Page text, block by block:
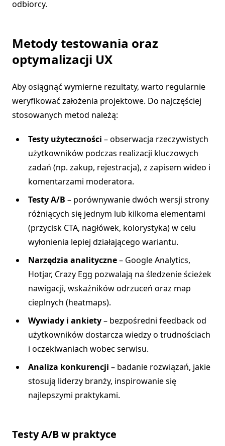
odbiorcy.
Metody testowania oraz
optymalizacji UX
Aby osiągnąć wymierne rezultaty, warto regularnie
weryfikować założenia projektowe. Do najczęściej
stosowanych metod należą:
Testy użyteczności – obserwacja rzeczywistych
użytkowników podczas realizacji kluczowych
zadań (np. zakup, rejestracja), z zapisem wideo i
komentarzami moderatora.
Testy A/B – porównywanie dwóch wersji strony
różniących się jednym lub kilkoma elementami
(przycisk CTA, nagłówek, kolorystyka) w celu
wyłonienia lepiej działającego wariantu.
Narzędzia analityczne– Google Analytics,
Hotjar, Crazy Egg pozwalają na śledzenie ścieżek
nawigacji, wskaźników odrzuceń oraz map
cieplnych (heatmaps).
Wywiady i ankiety– bezpośredni feedback od
użytkowników dostarcza wiedzy o trudnościach
i oczekiwaniach wobec serwisu.
Analiza konkurencji – badanie rozwiązań, jakie
stosują liderzy branży, inspirowanie się
najlepszymi praktykami.
Testy A/B w praktyce